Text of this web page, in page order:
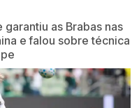
as Brabas nas
e falou sobre técnica